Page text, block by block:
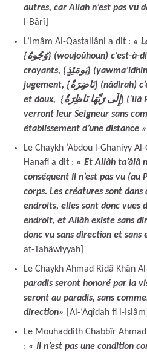
autres, car Allah n’est pas vu
l-Bârî]
L’Imâm Al-Qastallâni a dit : «
{وُجُوهٌ} (woujoûhoun) c’est-à-dire les visages des
croyants, {يَومَئِذٍ} (yawma’idhin), c’est-à-dire au Jour du
jugement, {نَاضِرَةٌ} (nâdirah) c’est-à-dire qu’ils seront beaux
et doux, {إِلَى رَبِّهَا نَاظِرَةٌ} (‘ilâ Rabbihâ nâdhirah) : ils
verront leur Seigneur sans
établissement d’une distance »
Le Chaykh ‘Abdou l-Ghaniyy
Hanafi a dit : « Et Allâh ta’âlâ
conséquent Il n’est pas vu (au
corps. Les créatures sont dans
endroits, elles sont donc vues
endroit, et Allâh existe sans
donc vu sans direction et sans
at-Tahâwiyyah]
Le Chaykh Ahmad Ridâ Khân
paradis seront honoré par la
seront au paradis, sans
direction»
[Al-‘Aqîdah fi l-Islâm]
Le Mouhaddith Chabbîr
: « Il n’est pas une condition